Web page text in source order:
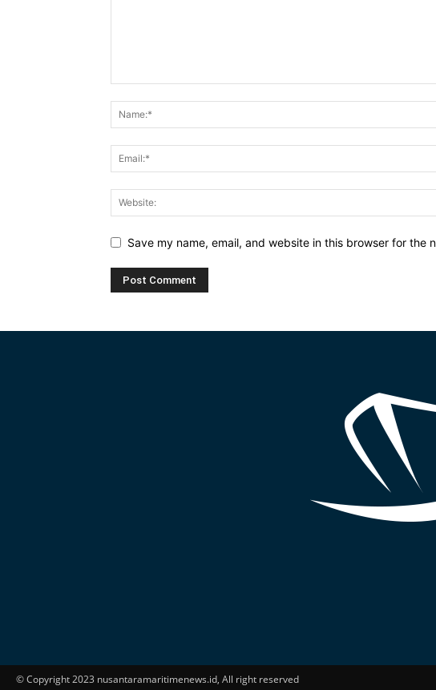
Save my name, email, and website in this browser for the
© Copyright 2023 nusantaramaritimenews.id, All right reserved